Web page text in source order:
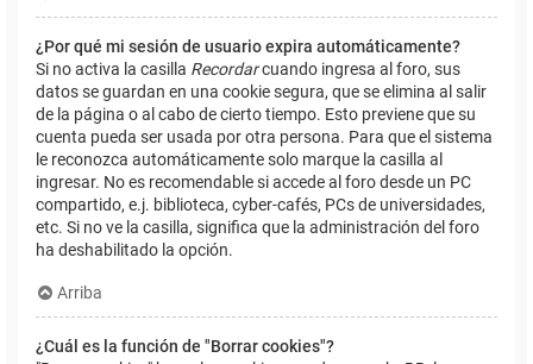
¿Por qué mi sesión de usuario expira automáticamente?
Si no activa la casilla Recordarcuando ingresa al foro, sus
datos se guardan en una cookie segura, que se elimina al salir
de la página o al cabo de cierto tiempo. Esto previene que su
cuenta pueda ser usada por otra persona. Para que el sistema
le reconozca automáticamente solo marque la casilla al
ingresar. No es recomendable si accede al foro desde un PC
compartido, e.j. biblioteca, cyber-cafés, PCs de universidades,
etc. Si no ve la casilla, significa que la administración del foro
ha deshabilitado la opción.
Arriba
¿Cuál es la función de "Borrar cookies"?